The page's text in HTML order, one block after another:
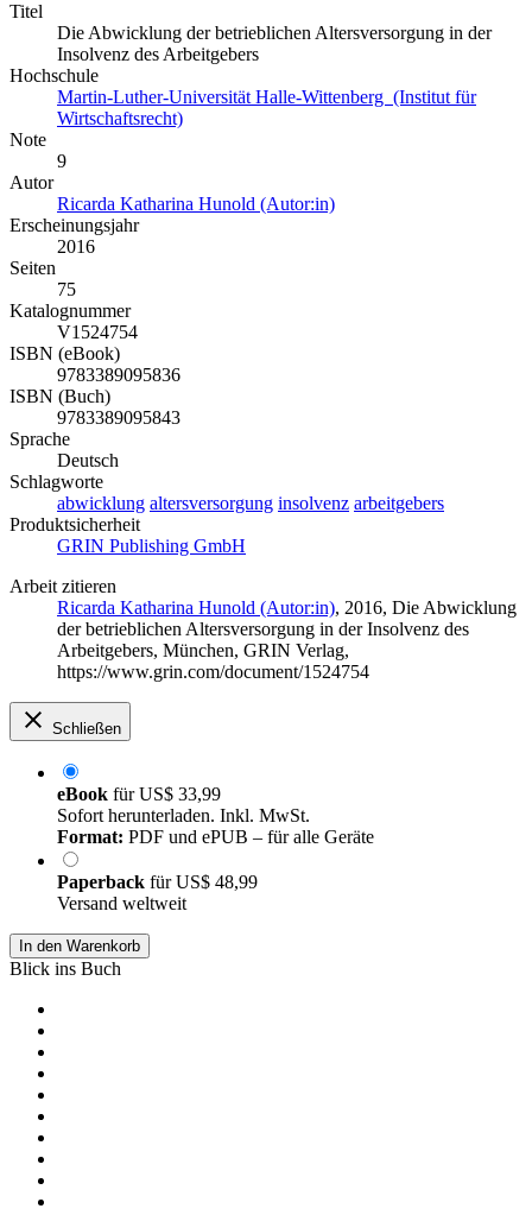
Titel
Die Abwicklung der betrieblichen Altersversorgung in der
Insolvenz des Arbeitgebers
Hochschule
Martin-Luther-Universität Halle-Wittenberg (Institut für
Wirtschaftsrecht)
Note
9
Autor
Ricarda Katharina Hunold (Autor:in)
Erscheinungsjahr
2016
Seiten
75
Katalognummer
V1524754
ISBN (eBook)
9783389095836
ISBN (Buch)
9783389095843
Sprache
Deutsch
Schlagworte
abwicklung altersversorgung insolvenz arbeitgebers
Produktsicherheit
GRIN Publishing GmbH
Arbeit zitieren
Ricarda Katharina Hunold (Autor:in), 2016, Die Abwicklung
der betrieblichen Altersversorgung in der Insolvenz des
Arbeitgebers, München, GRIN Verlag,
https://www.grin.com/document/1524754
Schließen
eBook fürUS$ 33,99
Sofort herunterladen. Inkl. MwSt.
Format: PDF und ePUB – für alle Geräte
Paperback fürUS$ 48,99
Versand weltweit
In den Warenkorb
Blick ins Buch